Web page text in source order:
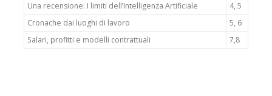
Una recensione: I limiti dell’Intelligenza Artificiale
4, 5
Cronache dai luoghi di lavoro
5, 6
Salari, profitti e modelli contrattuali
7,8